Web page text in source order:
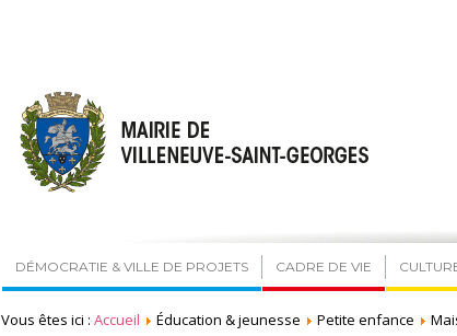
DÉMOCRATIE & VILLE DE PROJETS CADRE DE VIE
Vous êtes ici : Accueil Éducation & jeunesse Petite enfance